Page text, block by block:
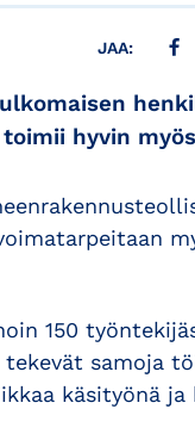
JAA:
hyvin
150
samoja
käsityönä ja